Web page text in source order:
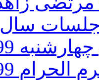
جلسات سال 99
99
99